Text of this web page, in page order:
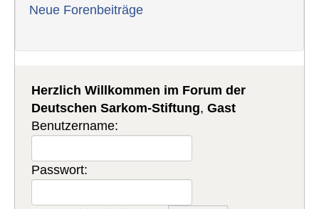
Neue Forenbeiträge
Herzlich Willkommen im Forum der
Deutschen Sarkom-Stiftung,Gast
Benutzername:
Passwort: